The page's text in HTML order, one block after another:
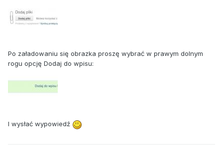
Po załadowaniu się obrazka proszę wybrać w prawym dolnym
rogu opcję Dodaj do wpisu:
I wysłać wypowiedź